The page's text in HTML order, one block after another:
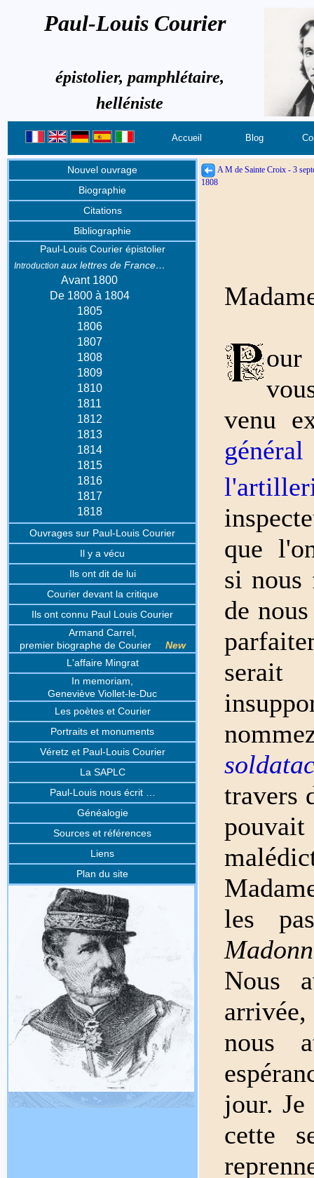
Paul-Louis Courier
épistolier, pamphlétaire,
helléniste
Accueil Blog
Nouvel ouvrage
Biographie
Citations
Bibliographie
Paul-Louis Courier épistolier
Introduction aux lettres de France…
Avant 1800
De 1800 à 1804
1805
1806
1807
1808
1809
1810
1811
1812
1813
1814
1815
1816
1817
1818
Ouvrages sur Paul-Louis Courier
Il y a vécu
Ils ont dit de lui
Courier devant la critique
Ils ont connu Paul Louis Courier
Armand Carrel,
premier biographe de CourierNew
L'affaire Mingrat
In memoriam,
Geneviève Viollet-le-Duc
Les poètes et Courier
Portraits et monuments
Véretz et Paul-Louis Courier
La SAPLC
Paul-Louis nous écrit …
Généalogie
Sources et références
Liens
Plan du site
A M de Sainte Croix - 3
1808
venu
que
si nous
de
travers
les
Nous
nous
jour. Je
cette